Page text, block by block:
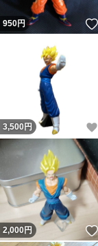
950円
3,500 円
2,000円